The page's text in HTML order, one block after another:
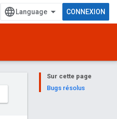
CONNEXION
Sur cette page
Bugs résolus